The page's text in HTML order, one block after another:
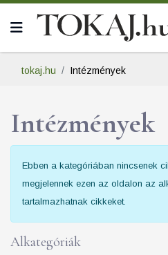
tokaj.hu Intézmények
Intézmények
Információ
Ebben a kategóriában nincsenek
megjelennek ezen az oldalon az
tartalmazhatnak cikkeket.
Alkategóriák